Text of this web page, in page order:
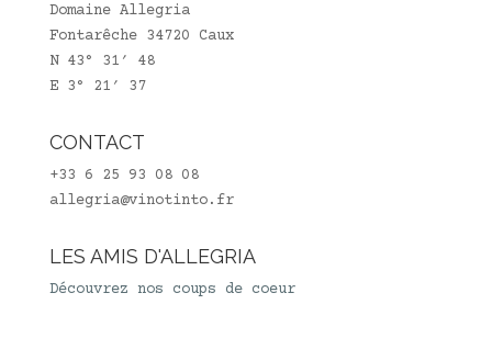
Domaine Allegria
Fontarêche 34720 Caux
N 43° 31′ 48
E 3° 21′ 37
CONTACT
+33 6 25 93 08 08
allegria@vinotinto.fr
LES AMIS D'ALLEGRIA
Découvrez nos coups de coeur